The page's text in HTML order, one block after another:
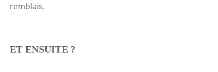
remblais.
ET ENSUITE ?